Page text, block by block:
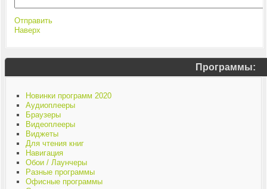
Отправить
Наверх
Программы:
Новинки программ 2020
Аудиоплееры
Браузеры
Видеоплееры
Виджеты
Для чтения книг
Навигация
Обои / Лаунчеры
Разные программы
Офисные программы